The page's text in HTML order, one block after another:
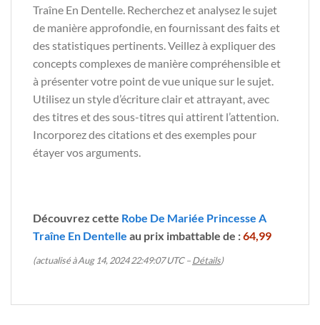
Traîne En Dentelle. Recherchez et analysez le sujet
de manière approfondie, en fournissant des faits et
des statistiques pertinents. Veillez à expliquer des
concepts complexes de manière compréhensible et
à présenter votre point de vue unique sur le sujet.
Utilisez un style d’écriture clair et attrayant, avec
des titres et des sous-titres qui attirent l’attention.
Incorporez des citations et des exemples pour
étayer vos arguments.
Découvrez cette Robe De Mariée Princesse A
Traîne En Dentelle au prix imbattable de :64,99
(actualisé à Aug 14, 2024 22:49:07 UTC –Détails)